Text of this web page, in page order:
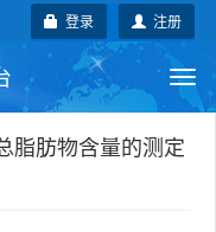
注册
登录
地方标准
脂肪物含量的测定